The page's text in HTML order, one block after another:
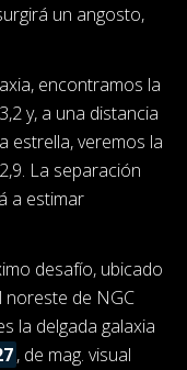
un angosto,
encontramos la
y, a una distancia
estrella, veremos la
La separación
a estimar
desafío, ubicado
noreste de NGC
la delgada galaxia
, de mag. visual